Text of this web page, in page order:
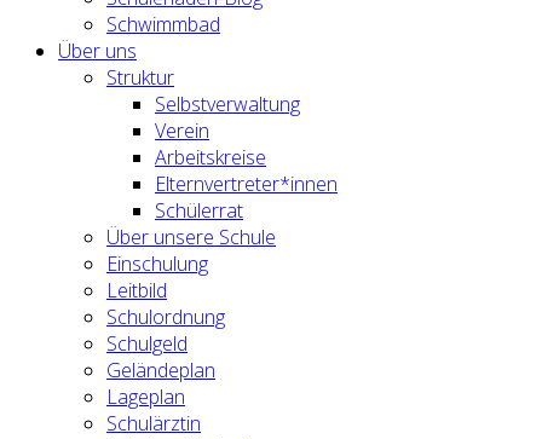
Schwimmbad
Über uns
Struktur
Selbstverwaltung
Verein
Arbeitskreise
Elternvertreter*innen
Schülerrat
Über unsere Schule
Einschulung
Leitbild
Schulordnung
Schulgeld
Geländeplan
Lageplan
Schulärztin